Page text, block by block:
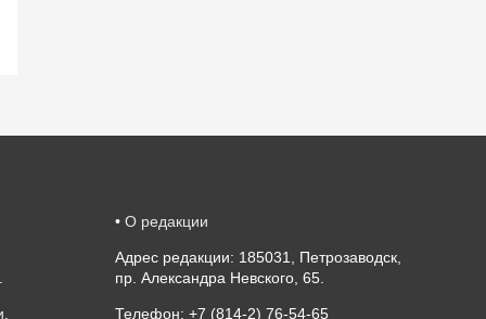
.
.
• О редакции
Адрес редакции: 185031, Петрозаводск,
пр. Александра Невского, 65.
Телефон: +7 (814-2) 76-54-65